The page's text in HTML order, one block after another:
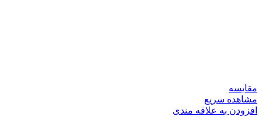
مقایسه
مشاهده سریع
افزودن به علاقه مندی